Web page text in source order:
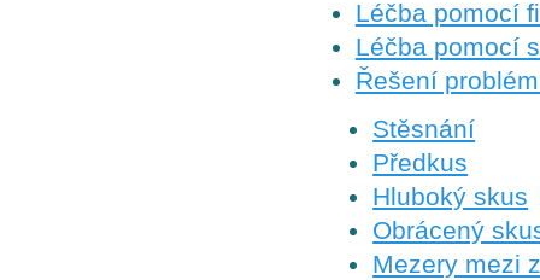
Léčba pomocí
Léčba pomocí
Řešení
Stěsnání
Předkus
Hluboký skus
Obrácený
Mezery mezi